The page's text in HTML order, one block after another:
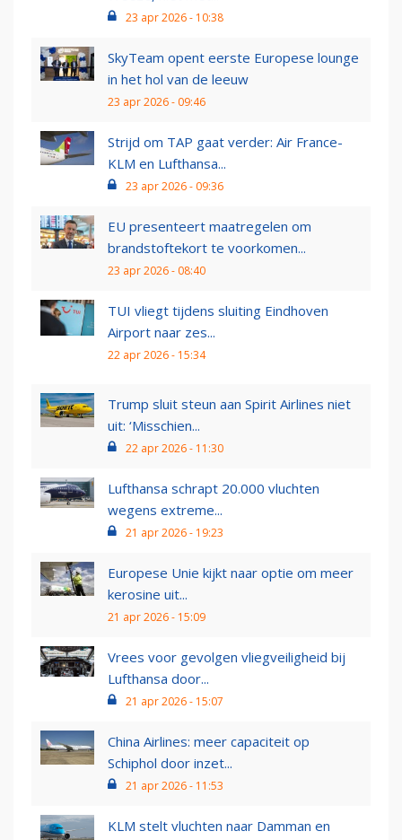
23 apr 2026 - 10:38
SkyTeam opent eerste Europese lounge
in het hol van de leeuw
23 apr 2026 - 09:46
Strijd om TAP gaat verder: Air France-
KLM en Lufthansa...
23 apr 2026 - 09:36
EU presenteert maatregelen om
brandstoftekort te voorkomen...
23 apr 2026 - 08:40
TUI vliegt tijdens sluiting Eindhoven
Airport naar zes...
22 apr 2026 - 15:34
Trump sluit steun aan Spirit Airlines niet
uit: ‘Misschien...
22 apr 2026 - 11:30
Lufthansa schrapt 20.000 vluchten
wegens extreme...
21 apr 2026 - 19:23
Europese Unie kijkt naar optie om meer
kerosine uit...
21 apr 2026 - 15:09
Vrees voor gevolgen vliegveiligheid bij
Lufthansa door...
21 apr 2026 - 15:07
China Airlines: meer capaciteit op
Schiphol door inzet...
21 apr 2026 - 11:53
KLM stelt vluchten naar Damman en